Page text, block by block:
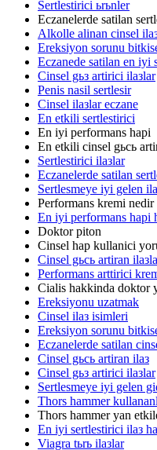
Sertlestirici ьrьnler
Eczanelerde satilan
Alkolle alinan cinsel
Ereksiyon sorunu
Eczanede satilan en iyi
Cinsel gьз artirici ilaзlar
Penis nasil sertlesir
Cinsel ilaзlar eczane
En etkili sertlestirici
En iyi performans hapi
En etkili cinsel gьcь
Sertlestirici ilaзlar
Eczanelerde satilan
Sertlesmeye iyi gelen
Performans kremi nedir
En iyi performans hapi
Doktor piton
Cinsel hap kullanici
Cinsel gьcь artiran
Performans arttirici
Cialis hakkinda doktor
Ereksiyonu uzatmak
Cinsel ilaз isimleri
Ereksiyon sorunu
Eczanelerde satilan
Cinsel gьcь artiran ilaз
Cinsel gьз artirici ilaзlar
Sertlesmeye iyi gelen
Thors hammer
Thors hammer yan
En iyi sertlestirici ilaз
Viagra tьrь ilaзlar